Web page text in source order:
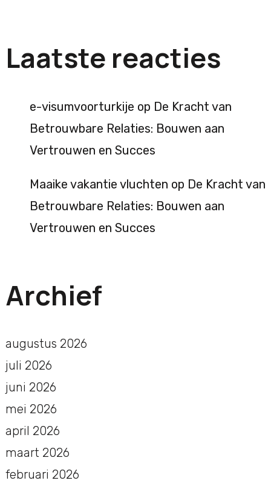
Laatste reacties
e-visumvoorturkije op De Kracht van
Betrouwbare Relaties: Bouwen aan
Vertrouwen en Succes
Maaike vakantie vluchten op De Kracht van
Betrouwbare Relaties: Bouwen aan
Vertrouwen en Succes
Archief
augustus 2026
juli 2026
juni 2026
mei 2026
april 2026
maart 2026
februari 2026